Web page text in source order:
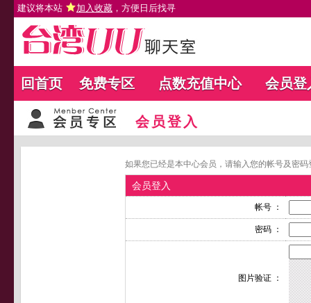
建议将本站 加入收藏 ，方便日后找寻
回首页 免费专区 点数充值中心 会员登
会员登入
如果您已经是本中心会员，请输入您的帐号及密
会员登入
帐号 ：
密码 ：
图片验证 ：